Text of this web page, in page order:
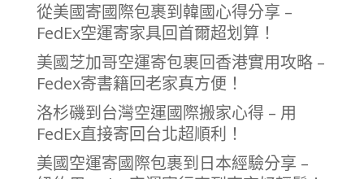
從美國寄國際包裹到韓國心得分享 –
FedEx空運寄家具回首爾超划算！
美國芝加哥空運寄包裹回香港實用攻略 –
Fedex寄書籍回老家真方便！
洛杉磯到台灣空運國際搬家心得 – 用
FedEx直接寄回台北超順利！
美國空運寄國際包裹到日本經驗分享 –